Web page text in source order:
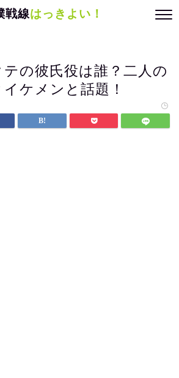
戦線はっきよい！
の彼氏役は誰？二人の
ケメンと話題！